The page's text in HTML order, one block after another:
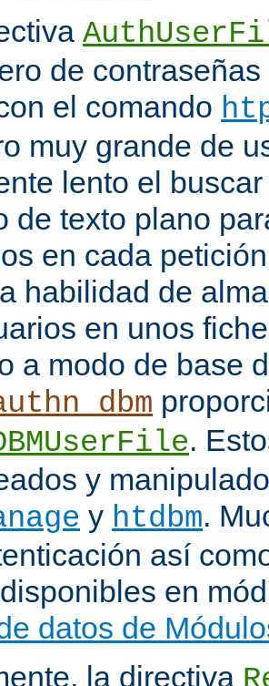
de
el comando
muy grande de
lento el
de texto plano
en cada
habilidad de
en unos
a modo de base
.
y
y htdbm.
así
en
datos de
la directiva